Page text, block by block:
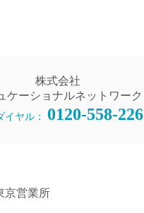
株式会社
ケーショナルネットワーク
イヤル： 0120-558-226
京営業所